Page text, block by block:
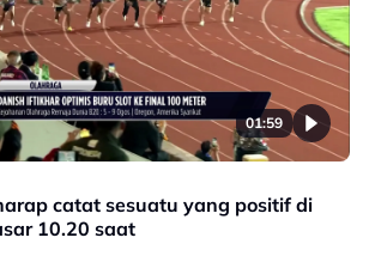
01:59
catat sesuatu yang positif di
10.20 saat